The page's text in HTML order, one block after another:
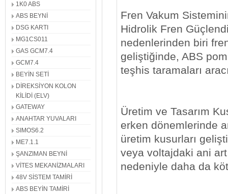
1K0 ABS
ABS BEYNİ
DSG KARTI
MG1CS011
GAS GCM7.4
GCM7.4
BEYİN SETİ
DİREKSİYON KOLON
KİLİDİ (ELV)
GATEWAY
ANAHTAR YUVALARI
SIMOS6.2
ME7.1.1
ŞANZIMAN BEYNİ
VİTES MEKANİZMALARI
48V SİSTEM TAMİRİ
ABS BEYİN TAMİRİ
Fren Vakum
Hidrolik Fren
nedenlerinden biri
geliştiğinde, ABS
teşhis taramaları
Üretim ve Tasarım
erken dönemlerinde
üretim kusurları
veya voltajdaki ani
nedeniyle daha da